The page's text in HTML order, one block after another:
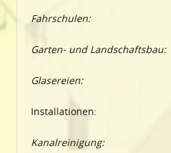
Fahrschulen:
Garten- und Landschaftsbau:
Glasereien:
Installationen:
Kanalreinigung: